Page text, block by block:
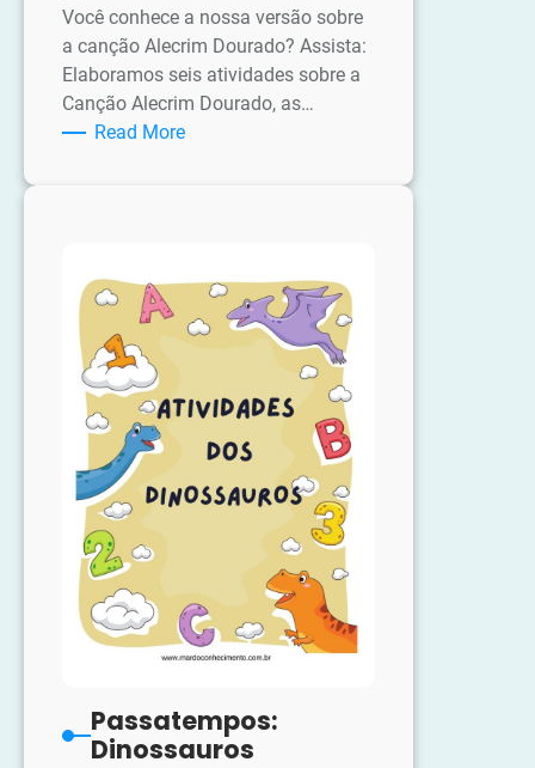
Você conhece a nossa versão sobre
a canção Alecrim Dourado? Assista:
Elaboramos seis atividades sobre a
Canção Alecrim Dourado, as…
Read More:
Dourado
Passatempos:
Dinossauros